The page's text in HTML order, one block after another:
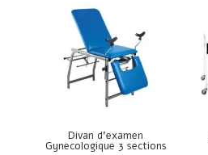
Divan d’examen
Gynecologique 3 sections